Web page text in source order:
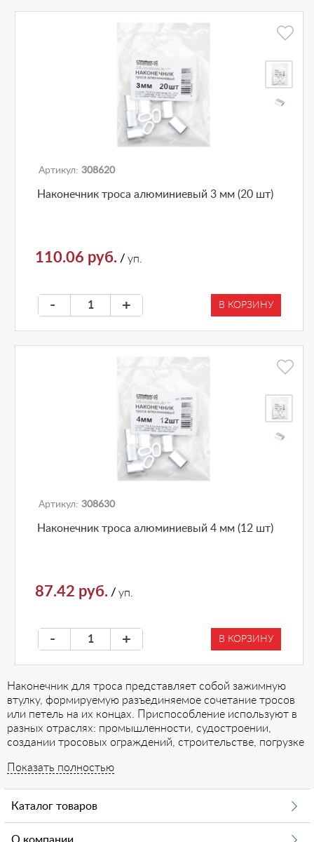
Артикул: 308620
Наконечник троса алюминиевый 3 мм (20 шт)
110.06 руб. / уп.
- + В КОРЗИНУ
Артикул: 308630
Наконечник троса алюминиевый 4 мм (12 шт)
87.42 руб. / уп.
- + В КОРЗИНУ
Наконечник для троса представляет собой зажимную
втулку, формируемую разъединяемое сочетание тросов
или петель на их концах. Приспособление используют в
разных отраслях: промышленности, судостроении,
создании тросовых ограждений, строительстве, погрузке
Характеристики товара
Наконечник для троса имеет вид пустого сдавленного
цилиндра, изготовленного из алюминиевого сплава.
Зажимы, представленные на рынке, совпадают с
Показать полностью
Каталог товаров